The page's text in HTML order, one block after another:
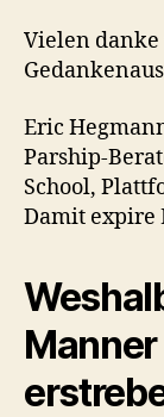
Vielen danke
Eric
Parship-
School,
Damit expire